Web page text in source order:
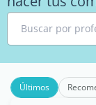
Buscar por
Últimos